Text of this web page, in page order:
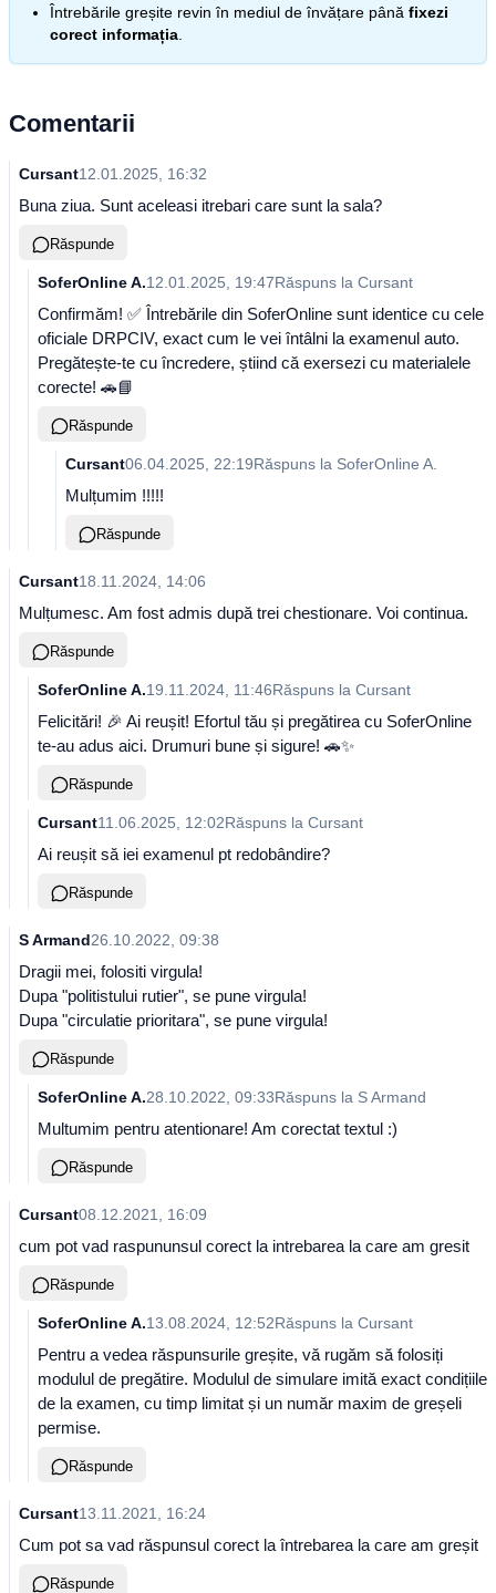
Întrebările greșite revin în mediul de învățare până fixezi
corect informația
Comentarii
Cursant12.01.2025, 16:32
Buna ziua. Sunt aceleasi itrebari care sunt la sala?
Răspunde
SoferOnline A.12.01.2025, 19:47Răspuns la Cursant
Confirmăm! ✅ Întrebările din SoferOnline sunt identice cu cele
oficiale DRPCIV, exact cum le vei întâlni la examenul auto.
Pregătește-te cu încredere, știind că exersezi cu materialele
corecte! 🚗📘
Răspunde
Cursant06.04.2025, 22:19Răspuns la SoferOnline A.
Mulțumim !!!!!
Răspunde
Cursant18.11.2024, 14:06
Mulțumesc. Am fost admis după trei chestionare. Voi continua.
Răspunde
SoferOnline A.19.11.2024, 11:46Răspuns la Cursant
Felicitări! 🎉 Ai reușit! Efortul tău și pregătirea cu SoferOnline
te-au adus aici. Drumuri bune și sigure! 🚗✨
Răspunde
Cursant11.06.2025, 12:02Răspuns la Cursant
Ai reușit să iei examenul pt redobândire?
Răspunde
S Armand26.10.2022, 09:38
Dragii mei, folositi virgula!
Dupa "politistului rutier", se pune virgula!
Dupa "circulatie prioritara", se pune virgula!
Răspunde
SoferOnline A.28.10.2022, 09:33Răspuns la S Armand
Multumim pentru atentionare! Am corectat textul :)
Răspunde
Cursant08.12.2021, 16:09
cum pot vad raspununsul corect la intrebarea la care am gresit
Răspunde
SoferOnline A.13.08.2024, 12:52Răspuns la Cursant
Pentru a vedea răspunsurile greșite, vă rugăm să folosiți
modulul de pregătire. Modulul de simulare imită exact condițiile
de la examen, cu timp limitat și un număr maxim de greșeli
permise.
Răspunde
Cursant13.11.2021, 16:24
Cum pot sa vad răspunsul corect la întrebarea la care am greșit
Răspunde